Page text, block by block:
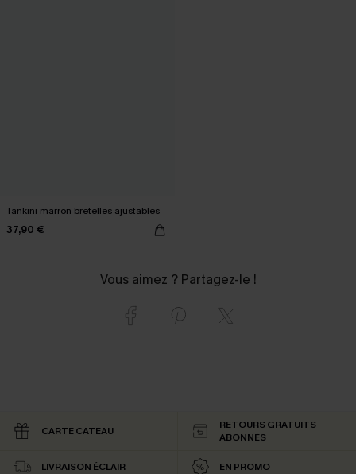
Tankini marron bretelles ajustables
37,90 €
Vous aimez ? Partagez-le !
CARTE CATEAU
RETOURS GRATUITS
ABONNÉS
LIVRAISON ÉCLAIR EN PROMO